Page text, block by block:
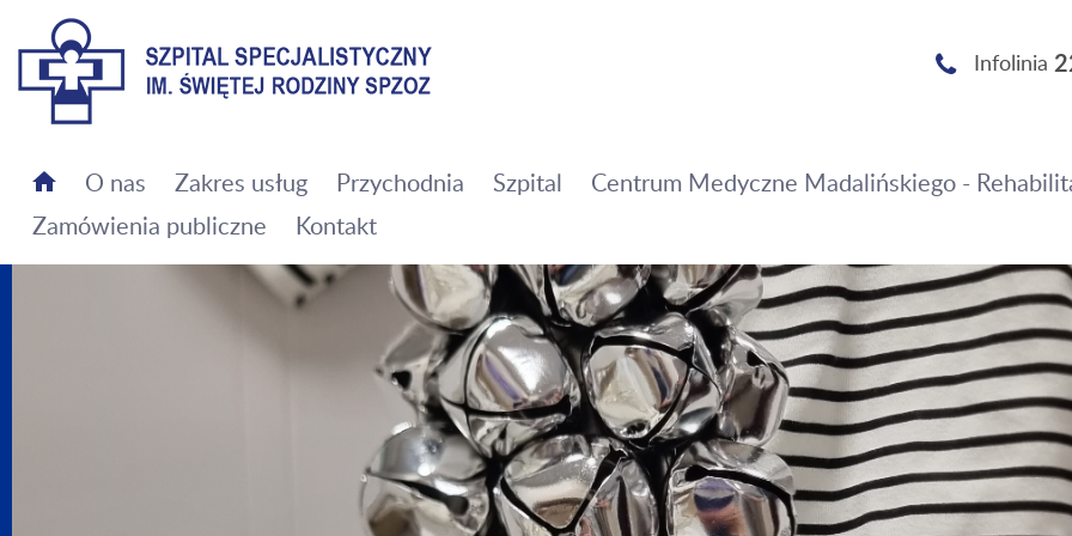
Szpital Specjalistyczny im. Świętej Rodziny SPZOZ
Infolinia
O nas Zakres usług Przychodnia Szpital Centrum Medyczne Madalińskiego -
Zamówienia publiczne
Kontakt